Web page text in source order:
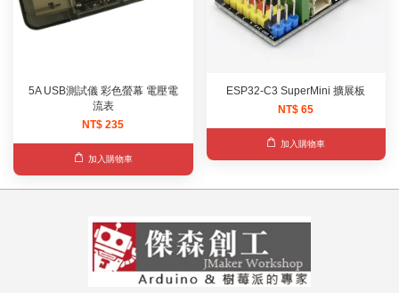
5A USB測試儀 彩色螢幕 電壓電
流表
NT$ 235
加入購物車
ESP32-C3 SuperMini 擴展板
NT$ 65
加入購物車